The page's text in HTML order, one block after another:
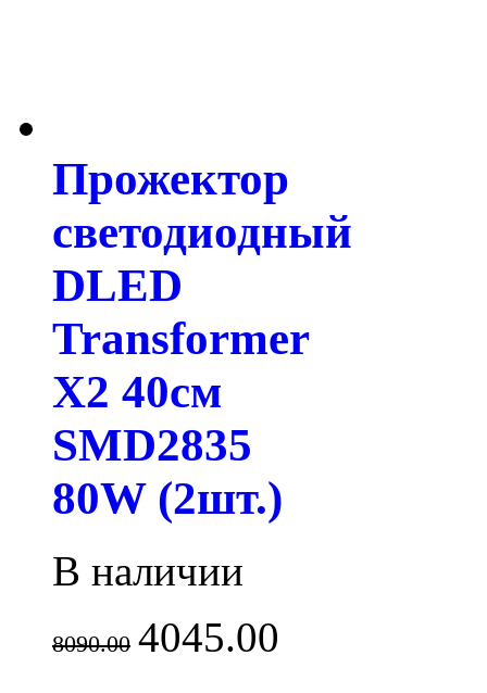
Прожектор
светодиодный
DLED
Transformer
X2 40см
SMD2835
80W (2шт.)
В наличии
8090.00 4045.00